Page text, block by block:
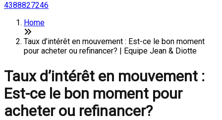
4388827246
Home
Taux d’intérêt en mouvement : Est-ce le bon moment
pour acheter ou refinancer? | Equipe Jean & Diotte
Taux d’intérêt en mouvement :
Est-ce le bon moment pour
acheter ou refinancer?